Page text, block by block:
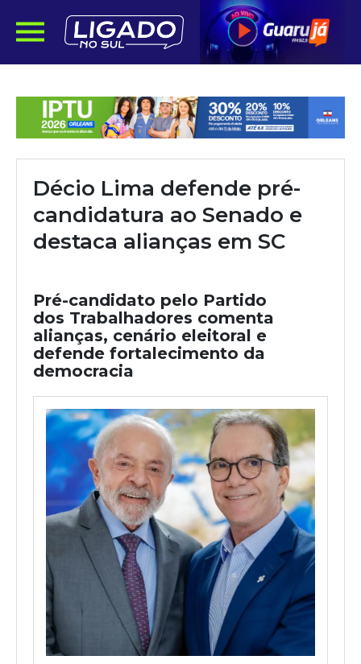
Décio Lima defende pré-
candidatura ao Senado e
destaca alianças em SC
Pré-candidato pelo Partido
dos Trabalhadores comenta
alianças, cenário eleitoral e
defende fortalecimento da
democracia